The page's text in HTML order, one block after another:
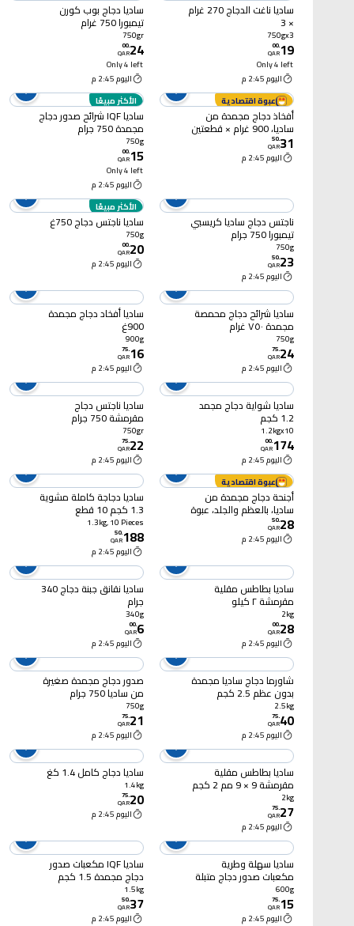
ساديا ناغت الدجاج 270 غرام
× 3
750gx3
19
.
00
QAR
Only 4 left
اليوم 2:45 م
ساديا دجاج بوب كورن
تيمبورا 750 غرام
750gr
24
.
00
QAR
Only 4 left
اليوم 2:45 م
عبوة اقتصادية
أفخاذ دجاج مجمدة من
ساديا، 900 غرام × قطعتين
31
.
50
QAR
اليوم 2:45 م
الأكثر مبيعًا
ساديا IQF شرائح صدور دجاج
مجمدة 750 جرام
750g
15
.
00
QAR
Only 4 left
اليوم 2:45 م
ناجتس دجاج ساديا كريسبي
تيمبورا 750 جرام
750g
23
.
50
QAR
اليوم 2:45 م
الأكثر مبيعًا
ساديا ناجتس دجاج 750غ
750g
20
.
00
QAR
اليوم 2:45 م
ساديا شرائح دجاج محمصة
مجمدة ٧٥٠ غرام
750g
24
.
75
QAR
اليوم 2:45 م
ساديا أفخاد دجاج مجمدة
900غ
900g
16
.
75
QAR
اليوم 2:45 م
ساديا شواية دجاج مجمد
1.2 كجم
1.2kgx10
174
.
00
QAR
اليوم 2:45 م
ساديا ناجتس دجاج
مقرمشة 750 جرام
750gr
22
.
75
QAR
اليوم 2:45 م
عبوة اقتصادية
أجنحة دجاج مجمدة من
ساديا، بالعظم والجلد، عبوة
من قطعتين، 900 غرام
28
.
50
QAR
اليوم 2:45 م
ساديا دجاجة كاملة مشوية
1.3 كجم 10 قطع
1.3kg, 10 Pieces
188
.
50
QAR
اليوم 2:45 م
ساديا بطاطس مقلية
مقرمشة ٢ كيلو
2kg
28
.
00
QAR
اليوم 2:45 م
ساديا نقانق جبنة دجاج 340
جرام
340g
6
.
00
QAR
اليوم 2:45 م
شاورما دجاج ساديا مجمدة
بدون عظم 2.5 كجم
2.5kg
40
.
75
QAR
اليوم 2:45 م
صدور دجاج مجمدة صغيرة
من ساديا 750 جرام
750g
21
.
75
QAR
اليوم 2:45 م
ساديا بطاطس مقلية
مقرمشة 9 × 9 مم 2 كجم
2kg
27
.
75
QAR
اليوم 2:45 م
ساديا دجاج كامل 1.4 كغ
1.4kg
20
.
75
QAR
اليوم 2:45 م
ساديا سهلة وطرية
مكعبات صدور دجاج متبلة
مع الزبادي والتوابل العربية
600 غرام
600g
15
.
75
QAR
اليوم 2:45 م
ساديا IQF مكعبات صدور
دجاج مجمدة 1.5 كجم
1.5kg
37
.
50
QAR
اليوم 2:45 م